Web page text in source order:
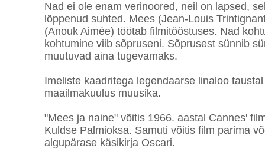
Nad ei ole enam verinoored, neil on lapsed,
lõppenud suhted. Mees (Jean-Louis
(Anouk Aimée) töötab filmitööstuses. Nad
kohtumine viib sõpruseni. Sõprusest sünnib
muutuvad aina tugevamaks.
Imeliste kaadritega legendaarse linaloo
maailmakuulus muusika.
"Mees ja naine" võitis 1966. aastal Cannes'
Kuldse Palmioksa. Samuti võitis film parima
algupärase käsikirja Oscari.